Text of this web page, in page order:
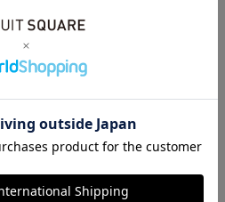
美ラインで絞り込んだ、細身のテ
ーのクラシックモデルで、正統派
プ周りの適度なゆとりで動きやす
冷感性を備えた、夏場にも快適な